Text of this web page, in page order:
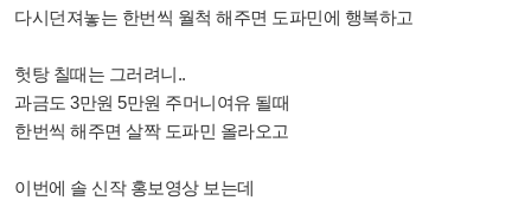
다시던져놓는 한번씩 월척 해주면 도파민에 행복하고
헛탕 칠때는 그러려니..
과금도 3만원 5만원 주머니여유 될때
한번씩 해주면 살짝 도파민 올라오고
이번에 솔 신작 홍보영상 보는데